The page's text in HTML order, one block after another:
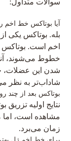
سوالات متداول:
آیا بوتاکس خط اخم
بله. بوتاکس یکی
اخم است. بوتاکس
خطوط می‌شوند،
شدن این
شاداب‌تر به نظر
بوتاکس بعد از چند
زمان می‌برد.